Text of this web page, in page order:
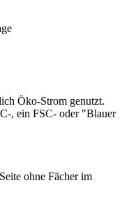
Öko-Strom genutzt.
, ein FSC- oder "Blauer
ohne Fächer im